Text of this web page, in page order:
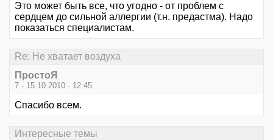
Это может быть все, что угодно - от проблем с
сердцем до сильной аллергии (т.н. предастма). Надо
показаться специалистам.
Re: Не хватает воздуха
ПростоЯ
7 - 15.10.2010 - 12:45
Спасибо всем.
Интересные темы